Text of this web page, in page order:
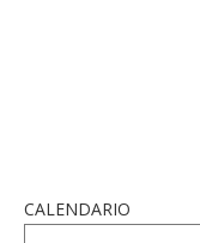
CALENDARIO